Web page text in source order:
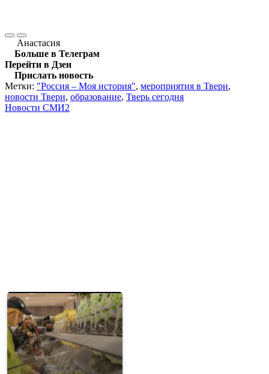
Анастасия
Больше в Телеграм
Перейти в Дзен
Прислать новость
Метки: "Россия – Моя история", мероприятия в Твери,
новости Твери, образование, Тверь сегодня
Новости СМИ2